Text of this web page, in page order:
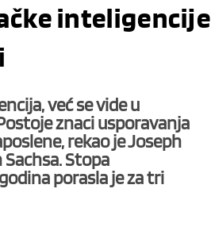
inteligencije
već se vide u
znaci usporavanja
rekao je Joseph
Stopa
porasla je za tri